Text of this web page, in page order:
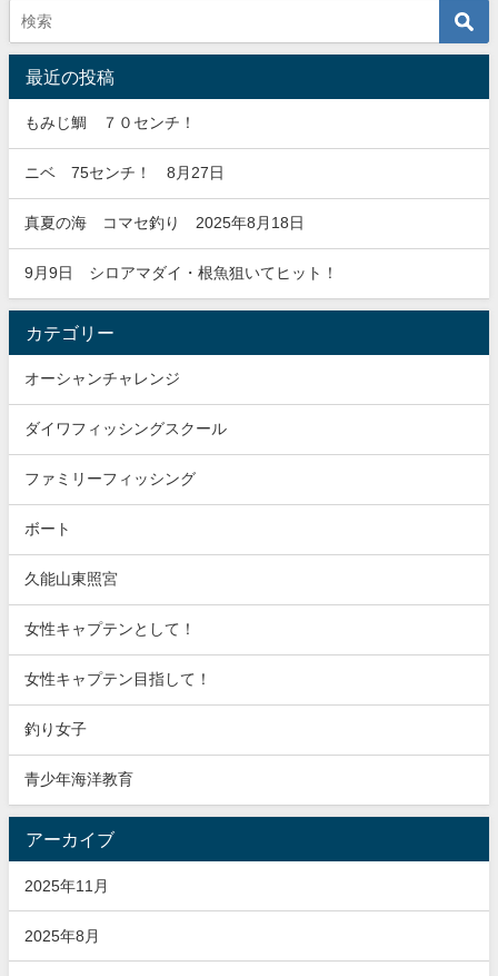
最近の投稿
もみじ鯛 ７０センチ！
ニベ 75センチ！ 8月27日
真夏の海 コマセ釣り 2025年8月18日
9月9日 シロアマダイ・根魚狙いてヒット！
カテゴリー
オーシャンチャレンジ
ダイワフィッシングスクール
ファミリーフィッシング
ボート
久能山東照宮
女性キャプテンとして！
女性キャプテン目指して！
釣り女子
青少年海洋教育
アーカイブ
2025年11月
2025年8月